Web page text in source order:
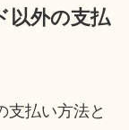
以外の支払
支払い方法と